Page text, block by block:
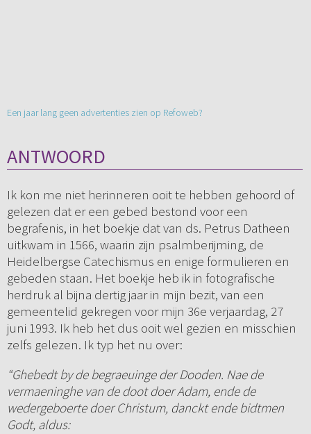
Een jaar lang geen advertenties zien op Refoweb?
ANTWOORD
Ik kon me niet herinneren ooit te hebben gehoord of
gelezen dat er een gebed bestond voor een
begrafenis, in het boekje dat van ds. Petrus Datheen
uitkwam in 1566, waarin zijn psalmberijming, de
Heidelbergse Catechismus en enige formulieren en
gebeden staan. Het boekje heb ik in fotografische
herdruk al bijna dertig jaar in mijn bezit, van een
gemeentelid gekregen voor mijn 36e verjaardag, 27
juni 1993. Ik heb het dus ooit wel gezien en misschien
zelfs gelezen. Ik typ het nu over:
“Ghebedt by de begraeuinge der Dooden. Nae de
vermaeninghe van de doot doer Adam, ende de
wedergeboerte doer Christum, danckt ende bidtmen
Godt, aldus: